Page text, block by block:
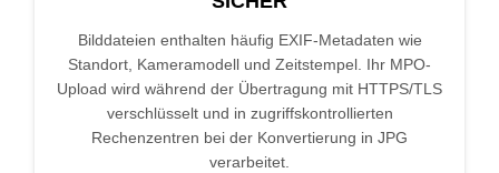
Bilddateien enthalten häufig EXIF-Metadaten wie
Standort, Kameramodell und Zeitstempel. Ihr MPO-
Upload wird während der Übertragung mit HTTPS/TLS
verschlüsselt und in zugriffskontrollierten
Rechenzentren bei der Konvertierung in JPG
verarbeitet.